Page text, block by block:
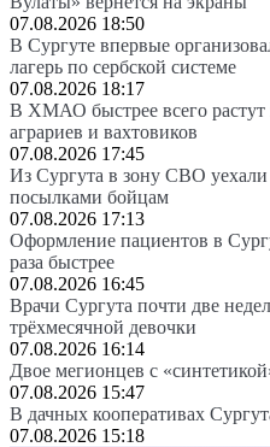
07.08.2026 18:50
В Сургуте впервые
лагерь по сербской системе
07.08.2026 18:17
В ХМАО быстрее всего растут
аграриев и вахтовиков
07.08.2026 17:45
Из Сургута в зону СВО
посылками бойцам
07.08.2026 17:13
Оформление пациентов в
раза быстрее
07.08.2026 16:45
Врачи Сургута почти две
трёхмесячной девочки
07.08.2026 16:14
Двое мегионцев с
07.08.2026 15:47
В дачных кооперативах
07.08.2026 15:18